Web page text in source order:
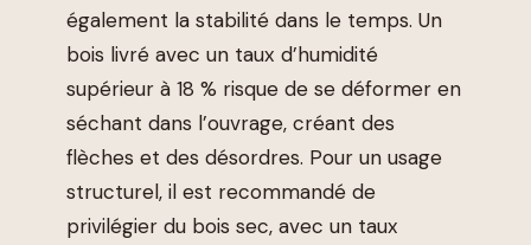
également la stabilité dans le temps. Un
bois livré avec un taux d’humidité
supérieur à 18 % risque de se déformer en
séchant dans l’ouvrage, créant des
flèches et des désordres. Pour un usage
structurel, il est recommandé de
privilégier du bois sec, avec un taux